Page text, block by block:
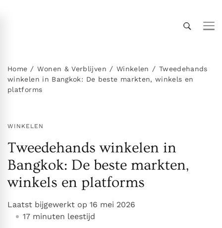
expert-tips, uitgebreide gidsen en insiderkennis
over vervoer, accommodaties,
topbezienswaardigheden, het expatleven en
Home Wonen & Verblijven Winkelen
Tweedehands
winkelen in Bangkok: De beste markten, winkels en
platforms
WINKELEN
Tweedehands winkelen in
Bangkok: De beste markten,
winkels en platforms
Laatst bijgewerkt op 16 mei 2026
17 minuten leestijd